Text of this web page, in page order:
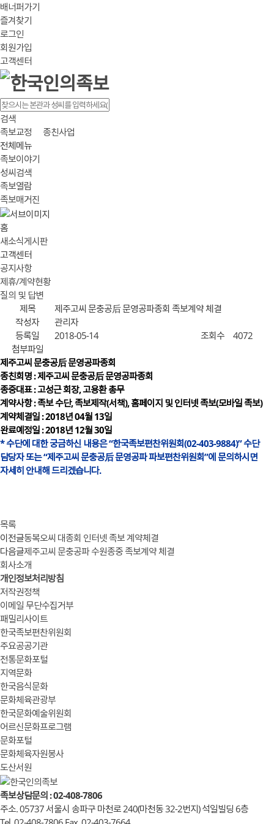
배너퍼가기
즐겨찾기
로그인
회원가입
고객센터
검색
족보교정
종친사업
전체메뉴
족보이야기
성씨검색
족보열람
족보매거진
홈
새소식게시판
고객센터
공지사항
제휴/계약현황
질의 및 답변
제목
제주고씨 문충공后 문영공파종회 족보계약 체결
작성자
관리자
등록일
2018-05-14 조회수
4072
첨부파일
제주고씨 문충공后 문영공파종회
종친회명 : 제주고씨 문충공后 문영공파종회
종중대표 : 고성근 회장, 고용환 총무
계약사항 : 족보 수단, 족보제작(서책), 홈페이지 및 인터넷 족보(모바일 족보)
계약체결일 : 2018년 04월 13일
완료예정일 : 2018년 12월 30일
* 수단에 대한 궁금하신 내용은 “한국족보편찬위원회(02-403-9884)” 수단
담당자 또는 “제주고씨 문충공后 문영공파 파보편찬위원회”에 문의하시면
자세히 안내해 드리겠습니다.
목록
이전글동복오씨 대종회 인터넷 족보 계약체결
다음글제주고씨 문충공파 수원종중 족보계약 체결
회사소개
개인정보처리방침
저작권정책
이메일 무단수집거부
패밀리사이트
한국족보편찬위원회
주요공공기관
전통문화포털
지역문화
한국음식문화
문화체육관광부
한국문화예술위원회
어르신문화프로그램
문화포털
문화체육자원봉사
도산서원
족보상담문의 : 02-408-7806
주소. 05737 서울시 송파구 마천로 240(마천동 32-2번지) 석일빌딩 6층